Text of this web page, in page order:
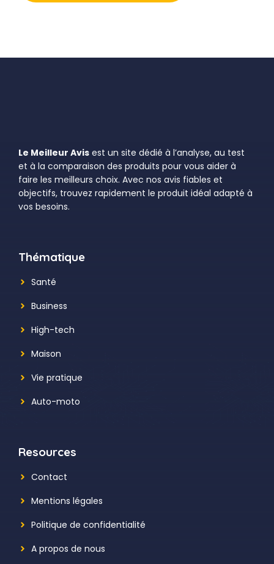
Le Meilleur Avis est un site dédié à l’analyse, au test
et à la comparaison des produits pour vous aider à
faire les meilleurs choix. Avec nos avis fiables et
objectifs, trouvez rapidement le produit idéal adapté à
vos besoins.
Thématique
Santé
Business
High-tech
Maison
Vie pratique
Auto-moto
Resources
Contact
Mentions légales
Politique de confidentialité
A propos de nous